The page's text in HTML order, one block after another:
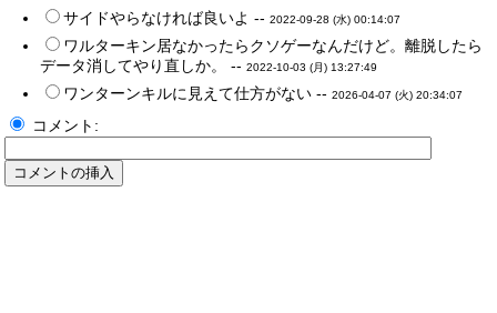
サイドやらなければ良いよ --2022-09-28 (水) 00:14:07
ワルターキン居なかったらクソゲーなんだけど。離脱したら
データ消してやり直しか。 --2022-10-03 (月) 13:27:49
ワンターンキルに見えて仕方がない --2026-04-07 (火) 20:34:07
コメント: